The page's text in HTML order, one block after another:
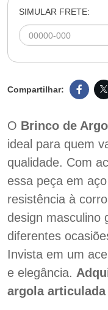
SIMULAR FRETE:
O Brinco de
ideal para quem
qualidade. Com
essa peça em
resistência à
design masculino
diferentes
Invista em um
e elegância.
argola